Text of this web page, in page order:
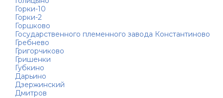
Горки-10
Горки-2
Горшково
Государственного племенного завода Константиново
Гребнево
Григорчиково
Гришенки
Губкино
Дарьино
Дзержинский
Дмитров